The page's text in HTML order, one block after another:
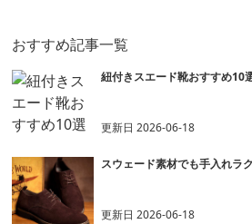
おすすめ記事一覧
紐付きスエード靴おすすめ10
更新日2026-06-18
スウェード素材でも手入れラ
更新日2026-06-18